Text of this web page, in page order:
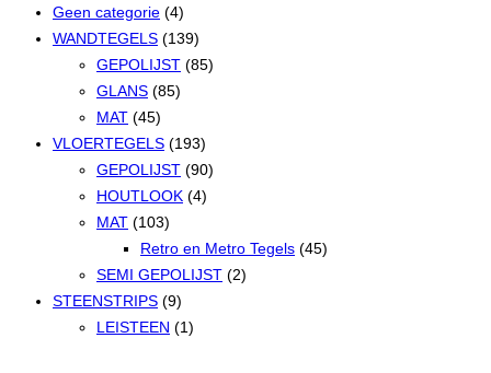
Geen categorie (4)
WANDTEGELS (139)
GEPOLIJST (85)
GLANS (85)
MAT (45)
VLOERTEGELS (193)
GEPOLIJST (90)
HOUTLOOK (4)
MAT (103)
Retro en Metro Tegels (45)
SEMI GEPOLIJST (2)
STEENSTRIPS (9)
LEISTEEN (1)